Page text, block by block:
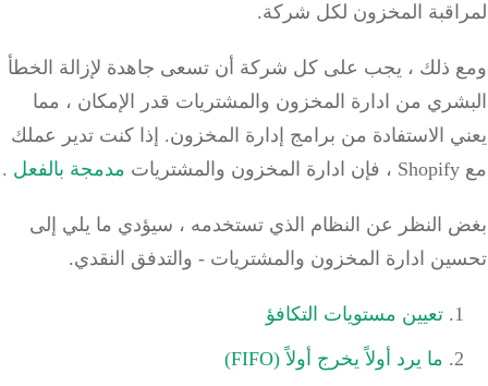
المخزون لكل شركة.
ذلك ، يجب على كل شركة أن تسعى جاهدة لإزالة الخطأ
من ادارة المخزون والمشتريات قدر الإمكان ، مما
الاستفادة من برامج إدارة المخزون.إذا كنت تدير عملك
مدمجة بالفعل.
النظر عن النظام الذي تستخدمه ، سيؤدي ما يلي إلى
ادارة المخزون والمشتريات - والتدفق النقدي.
تعيين مستويات التكافؤ
ما يرد أولاً يخرج أولاً (FIFO)